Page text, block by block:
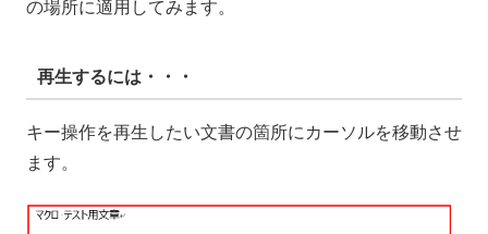
の場所に適用してみます。
再生するには・・・
キー操作を再生したい文書の箇所にカーソルを移動させ
ます。